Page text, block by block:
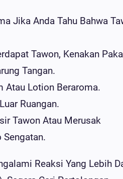
Jika Anda Tahu Bahwa
Tawon, Kenakan
Tangan.
Atau Lotion Beraroma.
Ruangan.
Tawon Atau Merusak
Reaksi Yang Lebih